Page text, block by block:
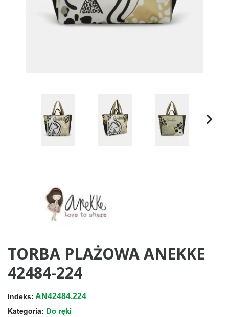
TORBA PLAŻOWA ANEKKE
42484-224
Indeks: AN42484.224
Kategoria: Do ręki